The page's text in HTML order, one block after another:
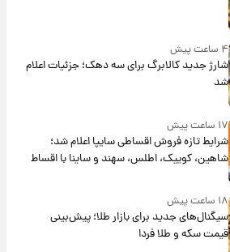
۴ ساعت پیش
شارژ جدید کالابرگ برای سه دهک؛ جزئیات اعلام
شد
۱۷ ساعت پیش
شرایط تازه فروش اقساطی سایپا اعلام شد؛
شاهین، کوییک، اطلس، سهند و ساینا با اقساط
بلندمدت + جدول
۱۸ ساعت پیش
سیگنال‌های جدید برای بازار طلا؛ پیش‌بینی
قیمت سکه و طلا فردا